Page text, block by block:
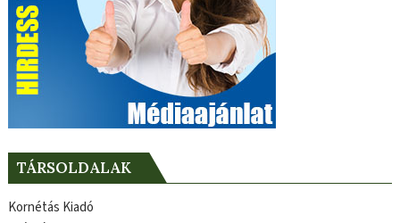
TÁRSOLDALAK
Kornétás Kiadó